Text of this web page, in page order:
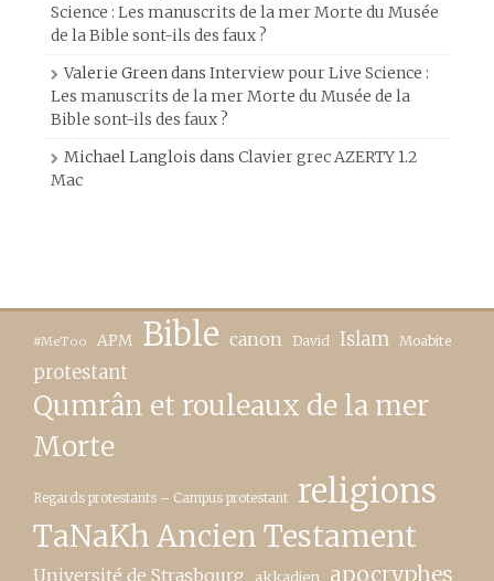
Science : Les manuscrits de la mer Morte du Musée
de la Bible sont-ils des faux ?
Valerie Greendans Interview pour Live Science :
Les manuscrits de la mer Morte du Musée de la
Bible sont-ils des faux ?
Michael Langlois dans Clavier grec AZERTY 1.2
Mac
#MeToo APM Bible canon David Islam Moabite
protestant
Qumrân et rouleaux de la mer
Morte
Regards protestants – Campus protestant religions
TaNaKh Ancien Testament
Université de Strasbourg akkadien apocryphes